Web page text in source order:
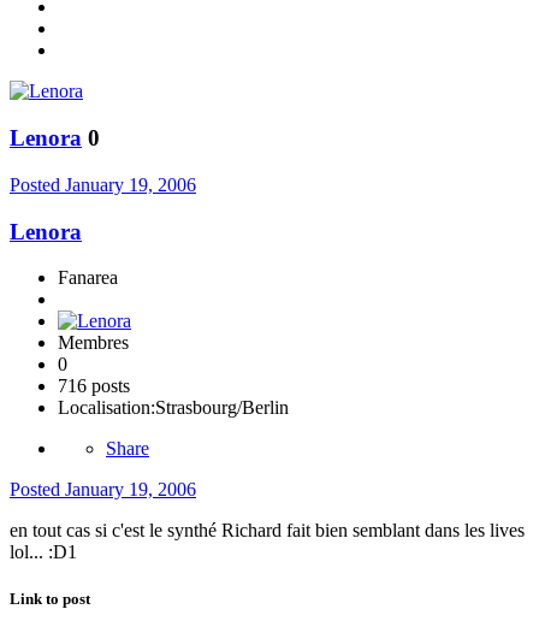
Lenora 0
Posted January 19, 2006
Lenora
Fanarea
Membres
0
716 posts
Localisation:Strasbourg/Berlin
Share
Posted January 19, 2006
en tout cas si c'est le synthé Richard fait bien semblant dans les lives
lol... :D1
Link to post